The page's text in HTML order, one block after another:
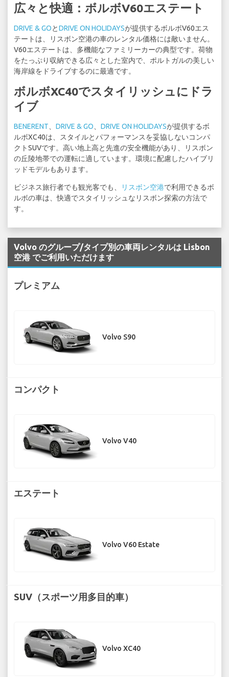
広々と快適：ボルボV60エステート
DRIVE & GOとDRIVE ON HOLIDAYSが提供するボルボV60エス
テートは、リスボン空港の車のレンタル価格には敵いません。
V60エステートは、多機能なファミリーカーの典型です。荷物
をたっぷり収納できる広々とした室内で、ポルトガルの美しい
海岸線をドライブするのに最適です。
ボルボXC40でスタイリッシュにドラ
イブ
BENERENT DRIVE & GO DRIVE ON HOLIDAYSが提供するボ
ルボXC40は、スタイルとパフォーマンスを妥協しないコンパ
クトSUVです。高い地上高と先進の安全機能があり、リスボン
の丘陵地帯での運転に適しています。環境に配慮したハイブリ
ッドモデルもあります。
ビジネス旅行者でも観光客でも、 リスボン空港で利用できるボ
ルボの車は、快適でスタイリッシュなリスボン探索の方法で
す。
Volvo のグループ/タイプ別の車両レンタルは Lisbon
空港 でご利用いただけます
プレミアム
Volvo S90
コンパクト
Volvo V40
エステート
Volvo V60 Estate
SUV（スポーツ用多目的車）
Volvo XC40